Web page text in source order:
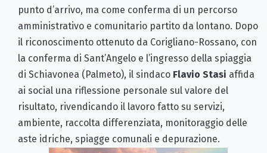
punto d’arrivo, ma come conferma di un percorso
amministrativo e comunitario partito da lontano. Dopo
il riconoscimento ottenuto da Corigliano-Rossano, con
la conferma di Sant’Angelo e l’ingresso della spiaggia
di Schiavonea (Palmeto), il sindaco Flavio Stasi affida
ai social una riflessione personale sul valore del
risultato, rivendicando il lavoro fatto su servizi,
ambiente, raccolta differenziata, monitoraggio delle
aste idriche, spiagge comunali e depurazione.